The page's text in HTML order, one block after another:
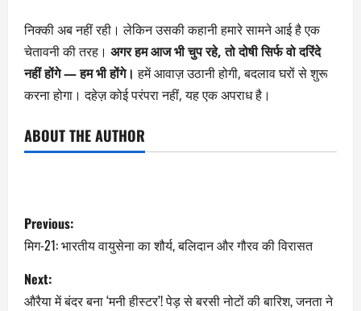
निक्की अब नहीं रही। लेकिन उसकी कहानी हमारे सामने आई है एक
चेतावनी की तरह। अगर हम आज भी चुप रहे, तो दोषी सिर्फ वो दरिंदे
नहीं होंगे — हम भी होंगे। हमें आवाज़ उठानी होगी, बदलाव घरों से शुरू
करना होगा। दहेज़ कोई परंपरा नहीं, यह एक अपराध है।
ABOUT THE AUTHOR
Previous:
मिग-21: भारतीय वायुसेना का शौर्य, बलिदान और गौरव की विरासत
Next:
औरैया में बंदर बना ‘मनी हीस्टर’! पेड़ से बरसी नोटों की बारिश, जनता ने